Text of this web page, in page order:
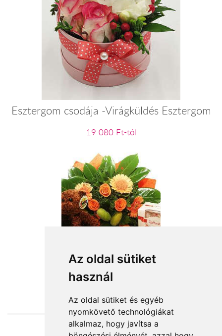
Az oldal sütiket
használ
Az oldal sütiket és egyéb
nyomkövető technológiákat
alkalmaz, hogy javítsa a
Esztergom csodája -Virágküldés Esztergom
19 080 Ft-tól
vegyes csokor plüssel, csokival
31 000 Ft-tól